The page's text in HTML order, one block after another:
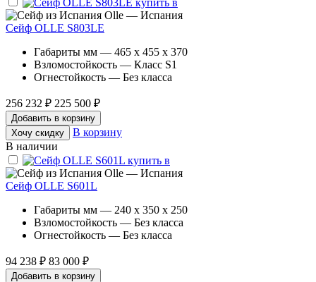
Olle — Испания
Сейф OLLE S803LE
Габариты мм — 465 x 455 x 370
Взломостойкость — Класс S1
Огнестойкость — Без класса
256 232 ₽ 225 500 ₽
Добавить в корзину
Хочу скидку
В корзину
В наличии
Olle — Испания
Сейф OLLE S601L
Габариты мм — 240 x 350 x 250
Взломостойкость — Без класса
Огнестойкость — Без класса
94 238 ₽ 83 000 ₽
Добавить в корзину